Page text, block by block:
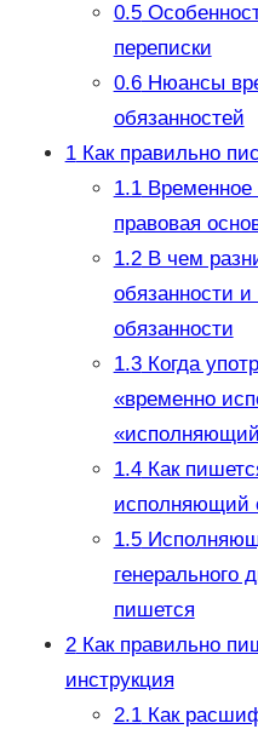
0.5
переписки
0.6Нюансы
обязанностей
1Как правильно
1.1Временное
правовая
1.2В чем
обязанности
обязанности
1.3Когда
«временно
1.4Как
исполняющий
1.5
генерального
пишется
2Как правильно
инструкция
2.1Как